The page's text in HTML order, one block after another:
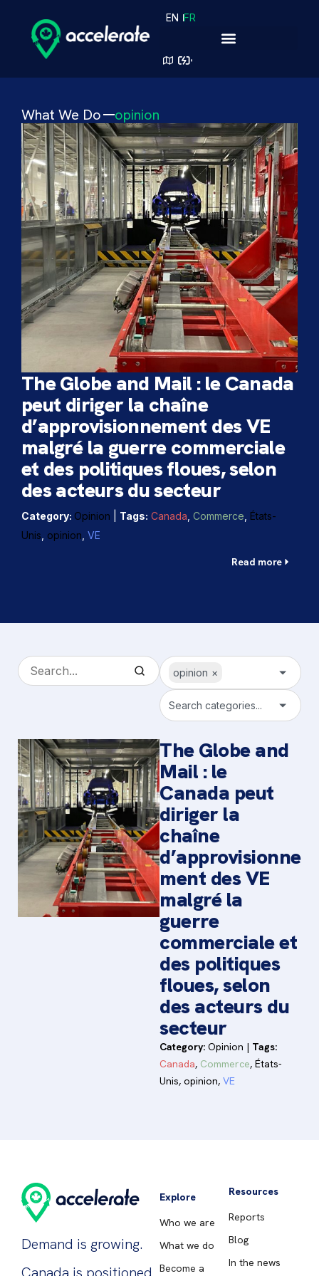
EN FR
What We Do opinion
The Globe and Mail : le Canada
peut diriger la chaîne
d’approvisionnement des VE
malgré la guerre commerciale
et des politiques floues, selon
des acteurs du secteur
Category: Opinion Tags: Canada Commerce États-
Unis opinion VE
Read more
opinion ×
Search categories...
The Globe and
Mail : le
Canada peut
diriger la
chaîne
d’approvisionne
ment des VE
malgré la
guerre
commerciale et
des politiques
floues, selon
des acteurs du
secteur
Category: Opinion | Tags:
Canada, Commerce, États-
Unis, opinion, VE
Demand is growing.
Explore
Who we are
What we do
Become a
Resources
Reports
Blog
In the news